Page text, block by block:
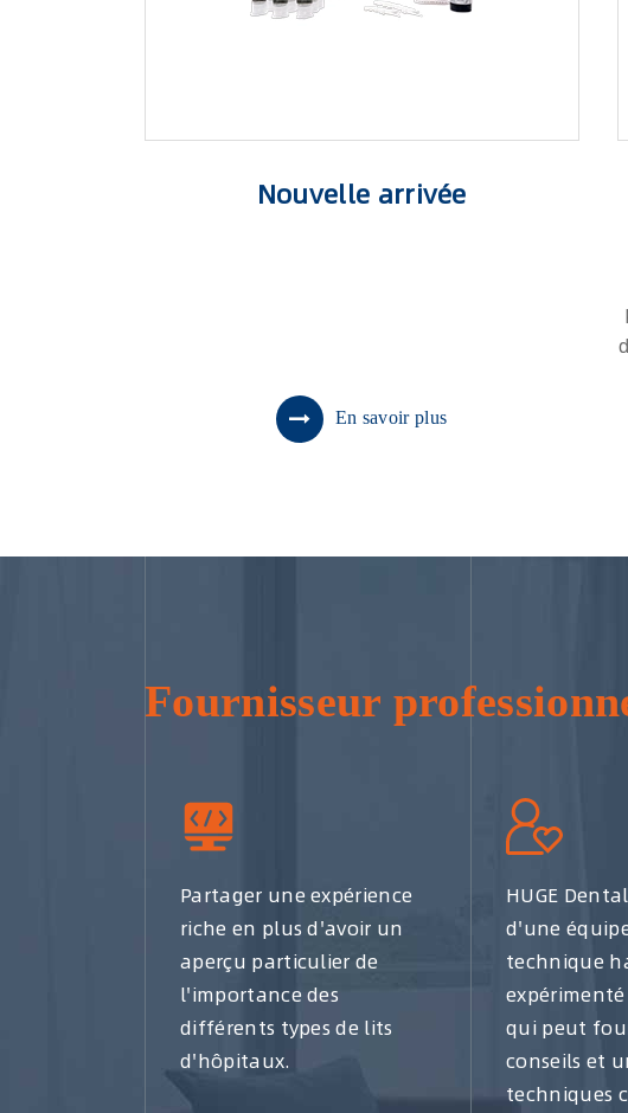
Nouvelle arrivée
En savoir plus
Fournisseur
Partager une expérience
riche en plus d'avoir un
aperçu particulier de
l'importance des
différents types de lits
d'hôpitaux.
HUGE
d'une
technique
qui peut
conseils et
techniques